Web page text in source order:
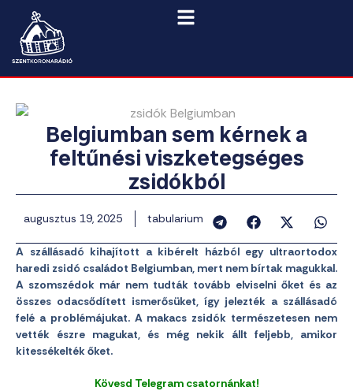
Belgiumban sem kérnek a
feltűnési viszketegséges
zsidókból
augusztus 19, 2025 tabularium
A szállásadó kihajított a kibérelt házból egy ultraortodox
haredi zsidó családot Belgiumban, mert nem bírtak magukkal.
A szomszédok már nem tudták tovább elviselni őket és az
összes odacsődített ismerősüket, így jelezték a szállásadó
felé a problémájukat. A makacs zsidók természetesen nem
vették észre magukat, és még nekik állt feljebb, amikor
kitessékelték őket.
Kövesd Telegram csatornánkat!